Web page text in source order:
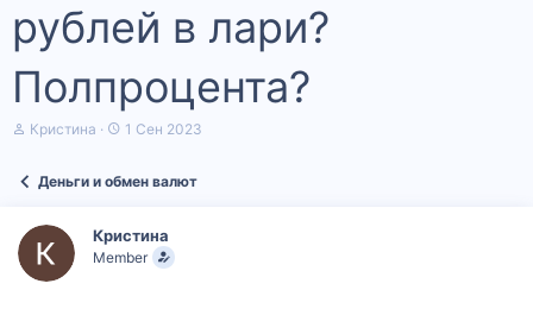
рублей в лари?
Полпроцента?
А
т
м
ы
Кристина
Д
а
ч
а
1 Сен 2023
Деньги и обмен валют
Кристина
Member